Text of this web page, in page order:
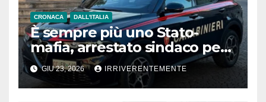
CRONACA DALL'ITALIA
È sempre più uno Stato-
mafia, arrestato sindaco per
scambio elettorale politico-
mafioso.
Dda accusa un primo
GIU 23, 2026 IRRIVERENTEMENTE